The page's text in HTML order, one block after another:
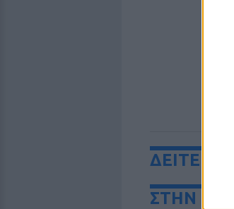
ΔΕΙΤΕ
ΣΤΗΝ